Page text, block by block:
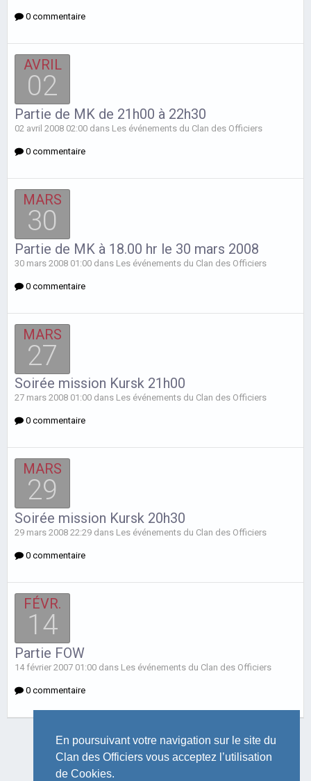
En poursuivant votre navigation sur le site du
Clan des Officiers vous acceptez l’utilisation
de Cookies.
0 commentaire
AVRIL
02
Partie de MK de 21h00 à 22h30
02 avril 2008 02:00 dans Les événements du Clan des Officiers
0 commentaire
MARS
30
Partie de MK à 18.00 hr le 30 mars 2008
30 mars 2008 01:00 dans Les événements du Clan des Officiers
0 commentaire
MARS
27
Soirée mission Kursk 21h00
27 mars 2008 01:00 dans Les événements du Clan des Officiers
0 commentaire
MARS
29
Soirée mission Kursk 20h30
29 mars 2008 22:29 dans Les événements du Clan des Officiers
0 commentaire
FÉVR.
14
Partie FOW
14 février 2007 01:00 dans Les événements du Clan des Officiers
0 commentaire
LANGUE